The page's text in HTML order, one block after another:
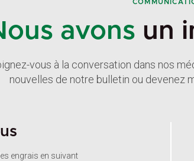
avons un
vous à la conversation dans nos
nouvelles de notre bulletin ou devenez
engrais en suivant